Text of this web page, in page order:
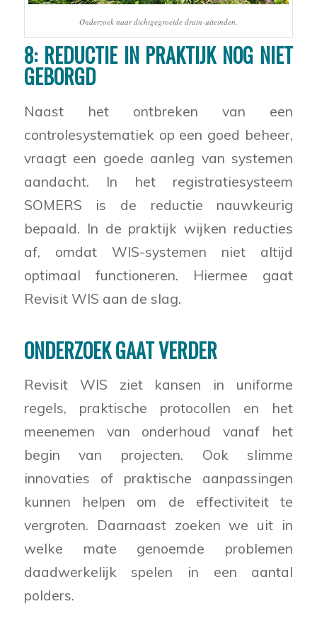
Onderzoek naar dichtgegroeide drain-uiteinden.
8: REDUCTIE IN PRAKTIJK NOG NIET
GEBORGD
Naast het ontbreken van een
controlesystematiek op een goed beheer,
vraagt een goede aanleg van systemen
aandacht. In het registratiesysteem
SOMERS is de reductie nauwkeurig
bepaald. In de praktijk wijken reducties
af, omdat WIS-systemen niet altijd
optimaal functioneren. Hiermee gaat
Revisit WIS aan de slag.
ONDERZOEK GAAT VERDER
Revisit WIS ziet kansen in uniforme
regels, praktische protocollen en het
meenemen van onderhoud vanaf het
begin van projecten. Ook slimme
innovaties of praktische aanpassingen
kunnen helpen om de effectiviteit te
vergroten. Daarnaast zoeken we uit in
welke mate genoemde problemen
daadwerkelijk spelen in een aantal
polders.